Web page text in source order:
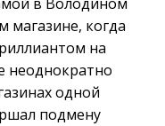
магазине, когда
на
неоднократно
одной
подмену